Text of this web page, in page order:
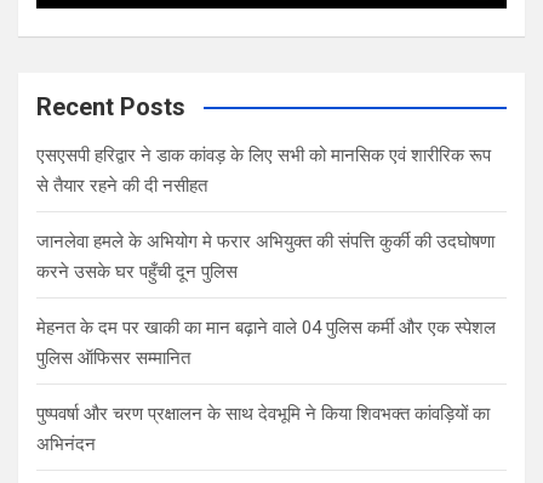
Recent Posts
एसएसपी हरिद्वार ने डाक कांवड़ के लिए सभी को मानसिक एवं शारीरिक रूप
से तैयार रहने की दी नसीहत
जानलेवा हमले के अभियोग मे फरार अभियुक्त की संपत्ति कुर्की की उदघोषणा
करने उसके घर पहुँची दून पुलिस
मेहनत के दम पर खाकी का मान बढ़ाने वाले 04 पुलिस कर्मी और एक स्पेशल
पुलिस ऑफिसर सम्मानित
पुष्पवर्षा और चरण प्रक्षालन के साथ देवभूमि ने किया शिवभक्त कांवड़ियों का
अभिनंदन